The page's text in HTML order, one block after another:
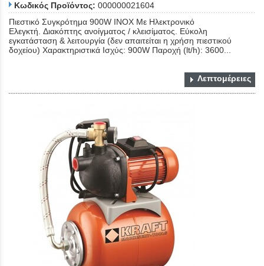
Κωδικός Προϊόντος: 000000021604
Πιεστικό Συγκρότημα 900W INOX Με Ηλεκτρονικό
Ελεγκτή. Διακόπτης ανοίγματος / κλεισίματος. Εύκολη
εγκατάσταση & λειτουργία (δεν απαιτείται η χρήση πιεστικού
δοχείου) Χαρακτηριστικά Ισχύς: 900W Παροχή (lt/h): 3600...
Λεπτομέρειες